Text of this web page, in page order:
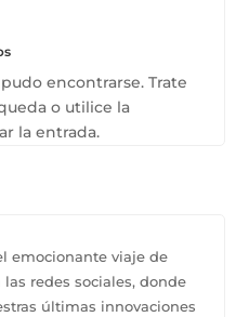
encontrarse. Trate
o utilice la
la entrada.
emocionante viaje de
redes sociales, donde
últimas innovaciones